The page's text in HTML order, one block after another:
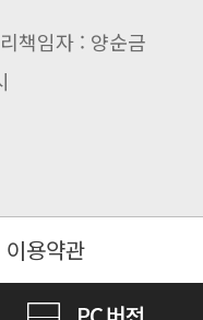
책임자 : 양순금
이용약관